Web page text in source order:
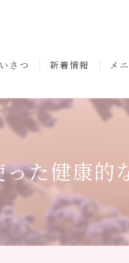
さつ 新着情報 メ
た健康的